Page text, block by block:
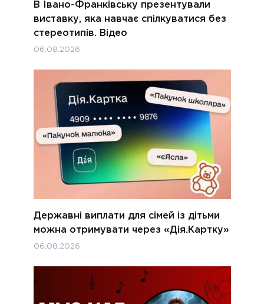
В Івано-Франківську презентували
виставку, яка навчає спілкуватися без
стереотипів. Відео
06.08.2026
Державні виплати для сімей із дітьми
можна отримувати через «Дія.Картку»
06.08.2026